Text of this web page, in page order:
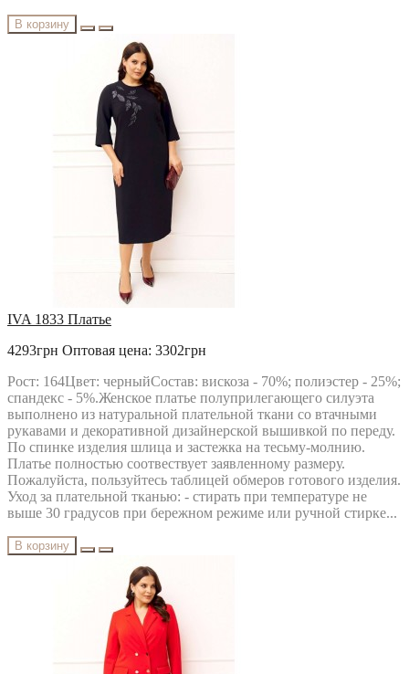
В корзину
IVA 1833 Платье
4293грн Оптовая цена: 3302грн
Рост: 164Цвет: черныйСостав: вискоза - 70%; полиэстер - 25%;
спандекс - 5%.Женское платье полуприлегающего силуэта
выполнено из натуральной плательной ткани со втачными
рукавами и декоративной дизайнерской вышивкой по переду.
По спинке изделия шлица и застежка на тесьму-молнию.
Платье полностью соотвествует заявленному размеру.
Пожалуйста, пользуйтесь таблицей обмеров готового изделия.
Уход за плательной тканью: - стирать при температуре не
выше 30 градусов при бережном режиме или ручной стирке...
В корзину